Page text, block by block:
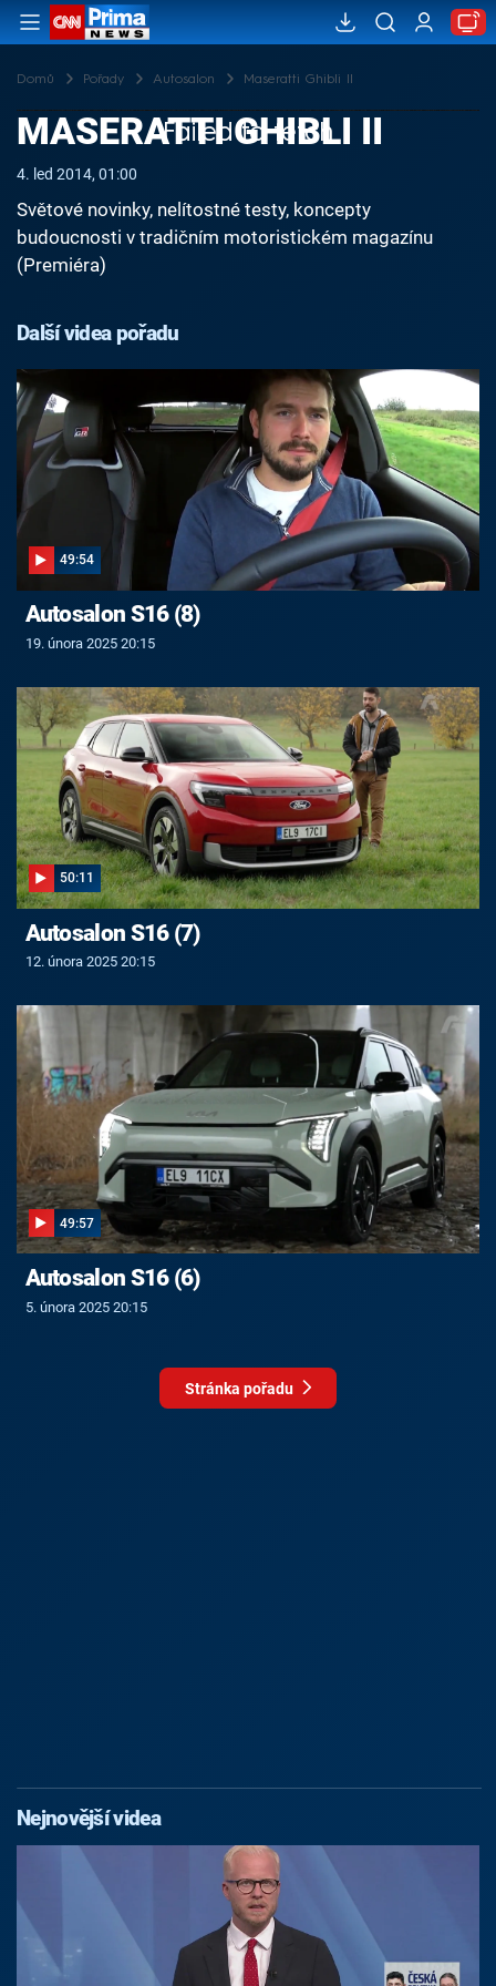
Domů Pořady Autosalon Maseratti Ghibli II
Failed to fetch
MASERATTI GHIBLI II
4. led 2014, 01:00
Světové novinky, nelítostné testy, koncepty
budoucnosti v tradičním motoristickém magazínu
(Premiéra)
Další videa pořadu
49:54
Autosalon S16 (8)
19. února 2025 20:15
50:11
Autosalon S16 (7)
12. února 2025 20:15
49:57
Autosalon S16 (6)
5. února 2025 20:15
Stránka pořadu
Nejnovější videa